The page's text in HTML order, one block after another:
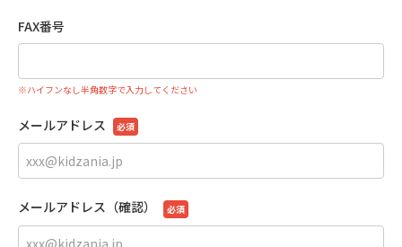
FAX番号
※ハイフンなし半角数字で入力してください
メールアドレス 必須
メールアドレス（確認） 必須